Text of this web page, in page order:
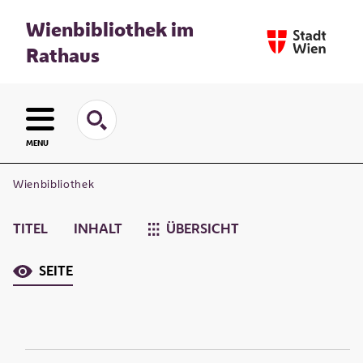
Wienbibliothek im
Rathaus
MENU
Wienbibliothek
TITEL INHALT ÜBERSICHT
SEITE